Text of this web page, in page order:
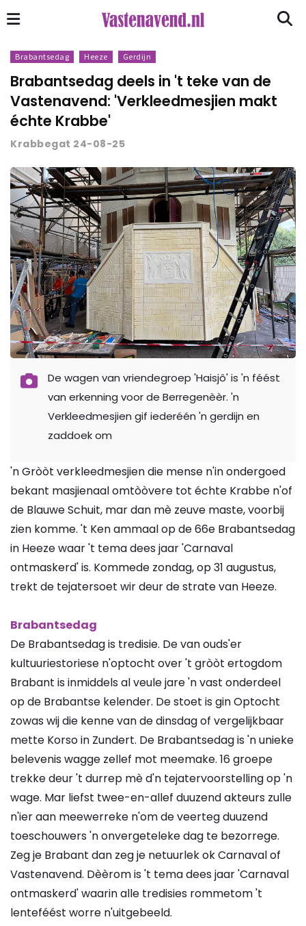
Brabantsedag Heeze Gerdijn
Brabantsedag deels in 't teke van de
Vastenavend: 'Verkleedmesjien makt
échte Krabbe'
Krabbegat 24-08-25
De wagen van vriendegroep 'Haisjô' is 'n féést
van erkenning voor de Berregenèèr. 'n
Verkleedmesjien gif iederéén 'n gerdijn en
zaddoek om
'n Gròòt verkleedmesjien die mense n'in ondergoed
bekant masjienaal omtòòvere tot échte Krabbe n'of
de Blauwe Schuit, mar dan mè zeuve maste, voorbij
zien komme. 't Ken ammaal op de 66e Brabantsedag
in Heeze waar 't tema dees jaar 'Carnaval
ontmaskerd' is. Kommede zondag, op 31 augustus,
trekt de tejatersoet wir deur de strate van Heeze.
Brabantsedag
De Brabantsedag is tredisie. De van ouds'er
kultuuriestoriese n'optocht over 't gròòt ertogdom
Brabant is inmiddels al veule jare 'n vast onderdeel
op de Brabantse kelender. De stoet is gin Optocht
zowas wij die kenne van de dinsdag of vergelijkbaar
mette Korso in Zundert. De Brabantsedag is 'n unieke
belevenis wagge zellef mot meemake. 16 groepe
trekke deur 't durrep mè d'n tejatervoorstelling op 'n
wage. Mar liefst twee-en-allef duuzend akteurs zulle
n'ier aan meewerreke n'om de veerteg duuzend
toeschouwers 'n onvergeteleke dag te bezorrege.
Zeg je Brabant dan zeg je netuurlek ok Carnaval of
Vastenavend. Dèèrom is 't tema dees jaar 'Carnaval
ontmaskerd' waarin alle tredisies rommetom 't
lenteféést worre n'uitgebeeld.